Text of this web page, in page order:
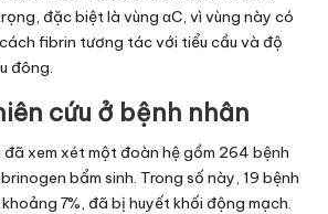
đặc biệt là vùng αC, vì vùng này có
fibrin tương tác với tiểu cầu và độ
đông.
cứu ở bệnh nhân
đã xem xét một đoàn hệ gồm 264 bệnh
bẩm sinh. Trong số này, 19 bệnh
7%, đã bị huyết khối động mạch.